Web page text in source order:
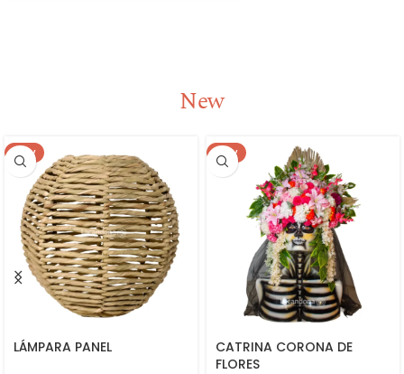
New
NEW
LÁMPARA PANEL
NEW
CATRINA CORONA DE
FLORES